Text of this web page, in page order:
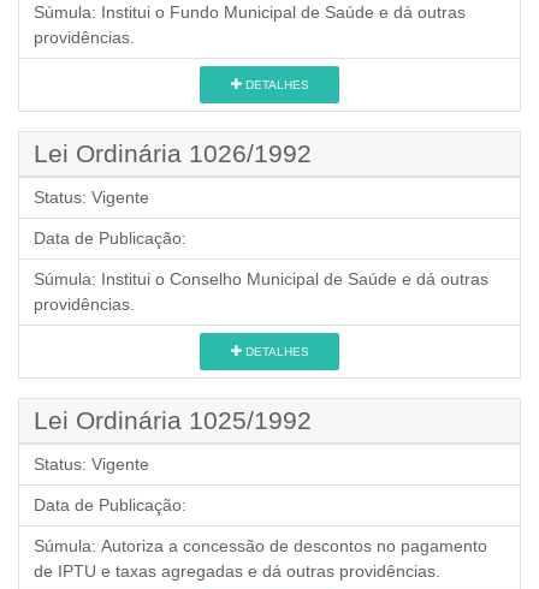
Súmula: Institui o Fundo Municipal de Saúde e dá outras
providências.
DETALHES
Lei Ordinária 1026/1992
Status: Vigente
Data de Publicação:
Súmula: Institui o Conselho Municipal de Saúde e dá outras
providências.
DETALHES
Lei Ordinária 1025/1992
Status: Vigente
Data de Publicação:
Súmula: Autoriza a concessão de descontos no pagamento
de IPTU e taxas agregadas e dá outras providências.